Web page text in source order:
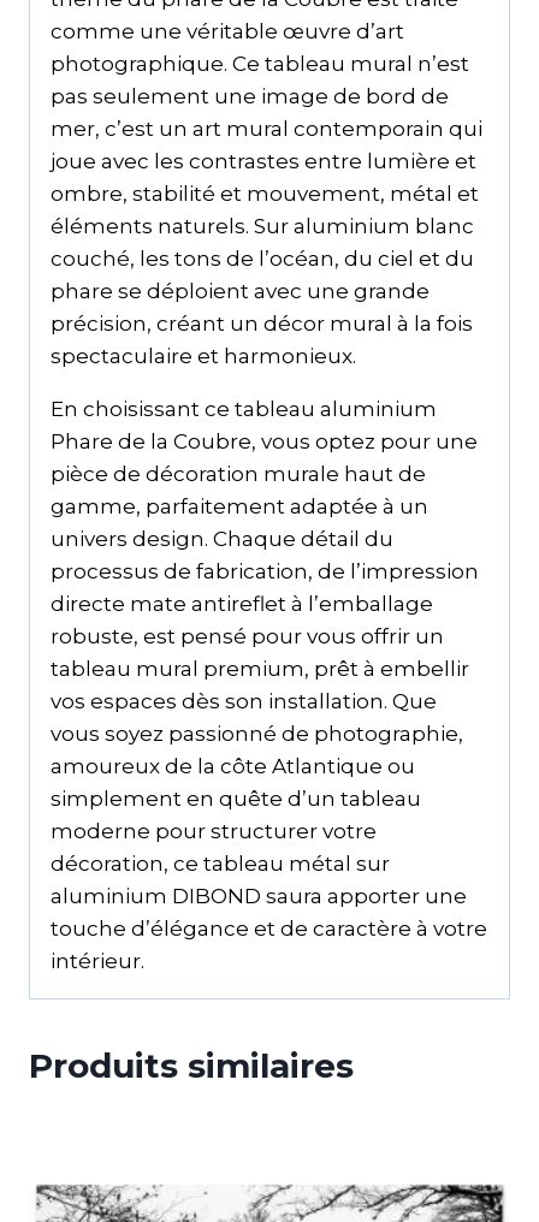
comme une véritable œuvre d’art
photographique. Ce tableau mural n’est
pas seulement une image de bord de
mer, c’est un art mural contemporain qui
joue avec les contrastes entre lumière et
ombre, stabilité et mouvement, métal et
éléments naturels. Sur aluminium blanc
couché, les tons de l’océan, du ciel et du
phare se déploient avec une grande
précision, créant un décor mural à la fois
spectaculaire et harmonieux.
En choisissant ce tableau aluminium
Phare de la Coubre, vous optez pour une
pièce de décoration murale haut de
gamme, parfaitement adaptée à un
univers design. Chaque détail du
processus de fabrication, de l’impression
directe mate antireflet à l’emballage
robuste, est pensé pour vous offrir un
tableau mural premium, prêt à embellir
vos espaces dès son installation. Que
vous soyez passionné de photographie,
amoureux de la côte Atlantique ou
simplement en quête d’un tableau
moderne pour structurer votre
décoration, ce tableau métal sur
aluminium DIBOND saura apporter une
touche d’élégance et de caractère à votre
intérieur.
Produits similaires